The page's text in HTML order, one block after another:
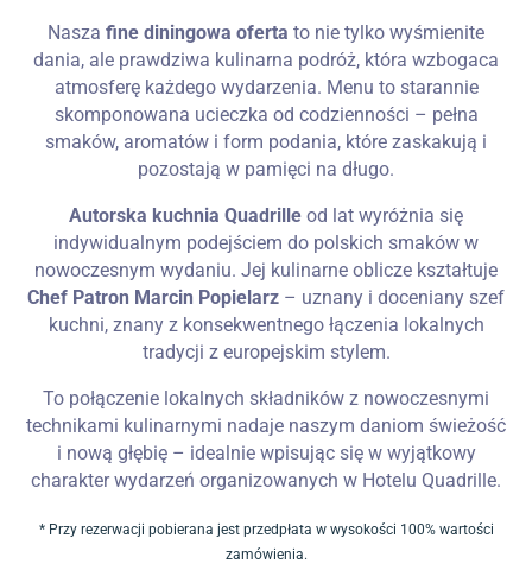
Nasza fine diningowa oferta to nie tylko wyśmienite
dania, ale prawdziwa kulinarna podróż, która wzbogaca
atmosferę każdego wydarzenia. Menu to starannie
skomponowana ucieczka od codzienności – pełna
smaków, aromatów i form podania, które zaskakują i
pozostają w pamięci na długo.
Autorska kuchnia Quadrille od lat wyróżnia się
indywidualnym podejściem do polskich smaków w
nowoczesnym wydaniu. Jej kulinarne oblicze kształtuje
Chef Patron Marcin Popielarz – uznany i doceniany szef
kuchni, znany z konsekwentnego łączenia lokalnych
tradycji z europejskim stylem.
To połączenie lokalnych składników z nowoczesnymi
technikami kulinarnymi nadaje naszym daniom świeżość
i nową głębię – idealnie wpisując się w wyjątkowy
charakter wydarzeń organizowanych w Hotelu Quadrille.
* Przy rezerwacji pobierana jest przedpłata w wysokości 100% wartości
zamówienia.